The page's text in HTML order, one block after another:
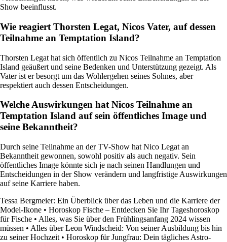
Show beeinflusst.
Wie reagiert Thorsten Legat, Nicos Vater, auf dessen
Teilnahme an Temptation Island?
Thorsten Legat hat sich öffentlich zu Nicos Teilnahme an Temptation
Island geäußert und seine Bedenken und Unterstützung gezeigt. Als
Vater ist er besorgt um das Wohlergehen seines Sohnes, aber
respektiert auch dessen Entscheidungen.
Welche Auswirkungen hat Nicos Teilnahme an
Temptation Island auf sein öffentliches Image und
seine Bekanntheit?
Durch seine Teilnahme an der TV-Show hat Nico Legat an
Bekanntheit gewonnen, sowohl positiv als auch negativ. Sein
öffentliches Image könnte sich je nach seinen Handlungen und
Entscheidungen in der Show verändern und langfristige Auswirkungen
auf seine Karriere haben.
Tessa Bergmeier: Ein Überblick über das Leben und die Karriere der
Model-Ikone • Horoskop Fische – Entdecken Sie Ihr Tageshoroskop
für Fische • Alles, was Sie über den Frühlingsanfang 2024 wissen
müssen • Alles über Leon Windscheid: Von seiner Ausbildung bis hin
zu seiner Hochzeit • Horoskop für Jungfrau: Dein tägliches Astro-